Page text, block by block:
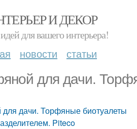
И ДЕКОР
для вашего интерьера!
новости статьи
для дачи.
для дачи. Торфяные биотуалеты
Piteco